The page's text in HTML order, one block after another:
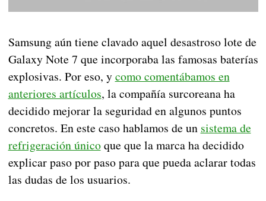
Samsung aún tiene clavado aquel desastroso lote de
Galaxy Note 7 que incorporaba las famosas baterías
explosivas. Por eso, ycomo comentábamos en
anteriores artículos, la compañía surcoreana ha
decidido mejorar la seguridad en algunos puntos
concretos. En este caso hablamos de un sistema de
refrigeración únicoque que la marca ha decidido
explicar paso por paso para que pueda aclarar todas
las dudas de los usuarios.